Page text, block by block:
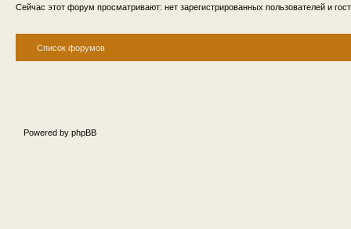
Сейчас этот форум просматривают: нет зарегистрированных пользователей и
Список форумов
Powered by phpBB